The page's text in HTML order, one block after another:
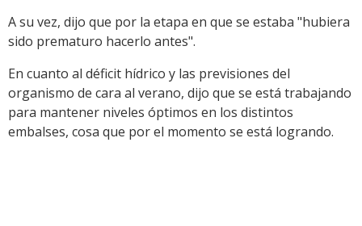
A su vez, dijo que por la etapa en que se estaba "hubiera
sido prematuro hacerlo antes".
En cuanto al déficit hídrico y las previsiones del
organismo de cara al verano, dijo que se está trabajando
para mantener niveles óptimos en los distintos
embalses, cosa que por el momento se está logrando.